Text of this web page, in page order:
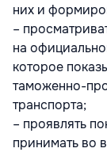
них и
–
на
которое
таможенно-
транспорта;
– проявлять
принимать во